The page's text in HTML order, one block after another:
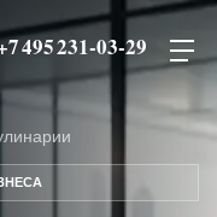
495 231-03-29